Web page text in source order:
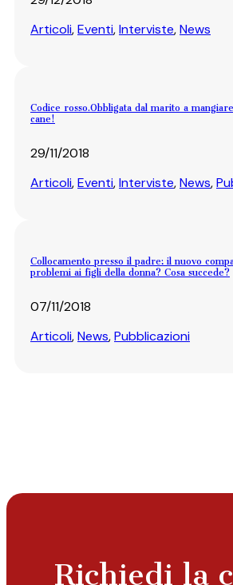
Articoli,Eventi,Interviste,News
Codice rosso.Obbligata dal marito a
cane!
29/11/2018
Articoli,Eventi,Interviste,News,
Collocamento presso il padre: il nuovo
problemi ai figli della donna? Cosa succede?
07/11/2018
Articoli,News,Pubblicazioni
Richiedi la